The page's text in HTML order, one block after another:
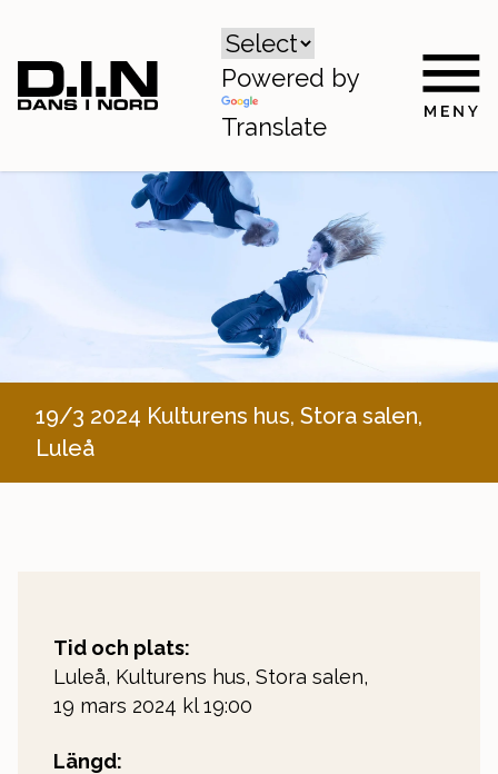
Powered by
Translate
19/3 2024 Kulturens hus, Stora salen,
Luleå
Tid och plats:
Luleå, Kulturens hus, Stora salen,
19 mars 2024 kl 19:00
Längd: